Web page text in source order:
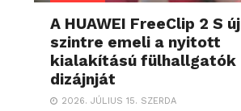
A HUAWEI FreeClip 2 S új
szintre emeli a nyitott
kialakítású fülhallgatók
dizájnját
2026. JÚLIUS 15. SZERDA